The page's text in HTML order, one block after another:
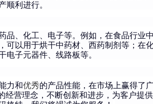
顺利进行。
品、化工、电子等。例如，在食品行业
可以用于烘干中药材、西药制剂等；在
电子元器件、线路板等。
力和优秀的产品性能，在市场上赢得了
经营理念，不断创新和进步，为客户提